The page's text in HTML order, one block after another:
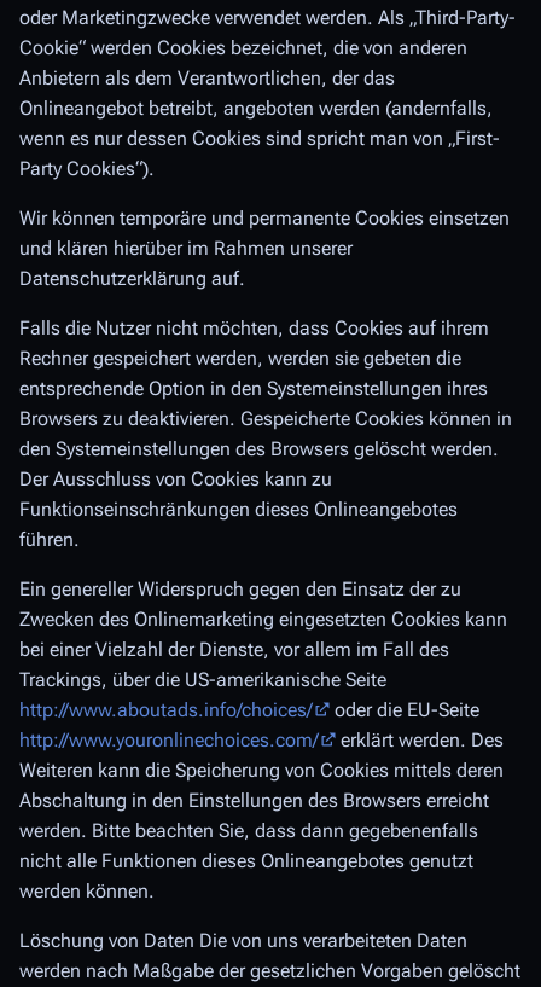
oder Marketingzwecke verwendet werden. Als „Third-Party-
Cookie“ werden Cookies bezeichnet, die von anderen
Anbietern als dem Verantwortlichen, der das
Onlineangebot betreibt, angeboten werden (andernfalls,
wenn es nur dessen Cookies sind spricht man von „First-
Party Cookies“).
Wir können temporäre und permanente Cookies einsetzen
und klären hierüber im Rahmen unserer
Datenschutzerklärung auf.
Falls die Nutzer nicht möchten, dass Cookies auf ihrem
Rechner gespeichert werden, werden sie gebeten die
entsprechende Option in den Systemeinstellungen ihres
Browsers zu deaktivieren. Gespeicherte Cookies können in
den Systemeinstellungen des Browsers gelöscht werden.
Der Ausschluss von Cookies kann zu
Funktionseinschränkungen dieses Onlineangebotes
führen.
Ein genereller Widerspruch gegen den Einsatz der zu
Zwecken des Onlinemarketing eingesetzten Cookies kann
bei einer Vielzahl der Dienste, vor allem im Fall des
Trackings, über die US-amerikanische Seite
http://www.aboutads.info/choices/
oder die EU-Seite
http://www.youronlinechoices.com/
erklärt werden. Des
Weiteren kann die Speicherung von Cookies mittels deren
Abschaltung in den Einstellungen des Browsers erreicht
werden. Bitte beachten Sie, dass dann gegebenenfalls
nicht alle Funktionen dieses Onlineangebotes genutzt
werden können.
Löschung von Daten Die von uns verarbeiteten Daten
werden nach Maßgabe der gesetzlichen Vorgaben gelöscht